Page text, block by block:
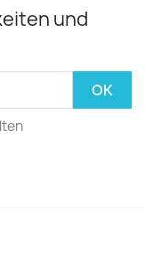
und